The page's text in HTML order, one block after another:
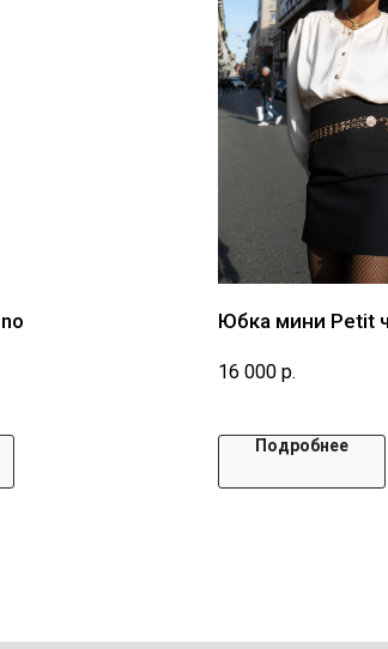
Юбка мини Petit
16 000 р.
Подробнее